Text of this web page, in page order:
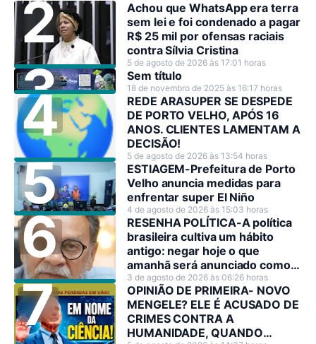
Achou que WhatsApp era terra
sem lei e foi condenado a pagar
R$ 25 mil por ofensas raciais
contra Sílvia Cristina
5 de agosto de 2026 às 17:01 horas
Sem título
18 de novembro de 2025 às 16:17 horas
REDE ARASUPER SE DESPEDE
DE PORTO VELHO, APÓS 16
ANOS. CLIENTES LAMENTAM A
DECISÃO!
5 de agosto de 2026 às 13:54 horas
ESTIAGEM-Prefeitura de Porto
Velho anuncia medidas para
enfrentar super El Niño
4 de agosto de 2026 às 15:03 horas
RESENHA POLÍTICA-A política
brasileira cultiva um hábito
antigo: negar hoje o que
amanhã será anunciado como
decisão estratégica.
3 de agosto de 2026 às 06:26 horas
OPINIÃO DE PRIMEIRA- NOVO
MENGELE? ELE É ACUSADO DE
CRIMES CONTRA A
HUMANIDADE, QUANDO